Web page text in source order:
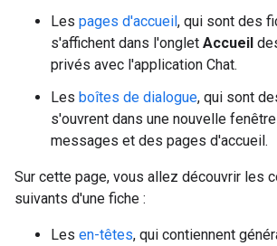
Les pages d'accueil, qui sont des
s'affichent dans l'onglet Accueil
privés avec l'application Chat.
Les boîtes de dialogue, qui sont
s'ouvrent dans une nouvelle
messages et des pages d'accueil.
Sur cette page, vous allez découvrir les
suivants d'une fiche :
Les en-têtes, qui contiennent